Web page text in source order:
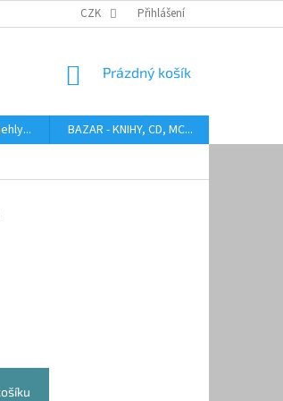
STAVU BAZAROVÝCH LP AUDIOKAZETY ANEB
CZK Přihlášení
NÁKUPNÍ
Prázdný košík
BAZAR - KNIHY, CD, MC...